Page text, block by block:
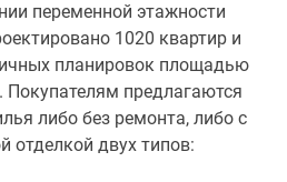
переменной этажности
1020 квартир и
планировок площадью
Покупателям предлагаются
либо без ремонта, либо с
отделкой двух типов: